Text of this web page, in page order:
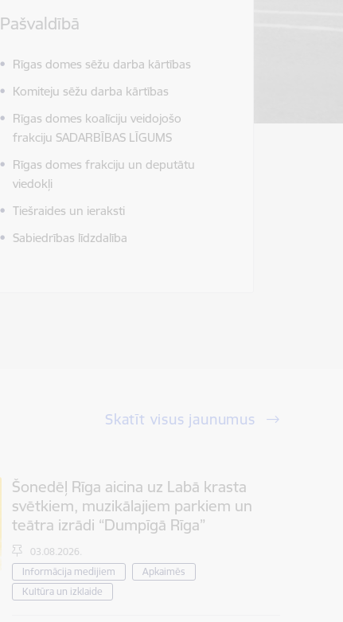
Pašvaldībā
Rīgas domes sēžu darba kārtības
Komiteju sēžu darba kārtības
Rīgas domes koalīciju veidojošo
frakciju SADARBĪBAS LĪGUMS
Rīgas domes frakciju un deputātu
viedokļi
Tiešraides un ieraksti
Sabiedrības līdzdalība
Skatīt visus jaunumus
Šonedēļ Rīga aicina uz Labā krasta
svētkiem, muzikālajiem parkiem un
teātra izrādi “Dumpīgā Rīga”
03.08.2026.
Informācija medijiem
Apkaimēs
Kultūra un izklaide